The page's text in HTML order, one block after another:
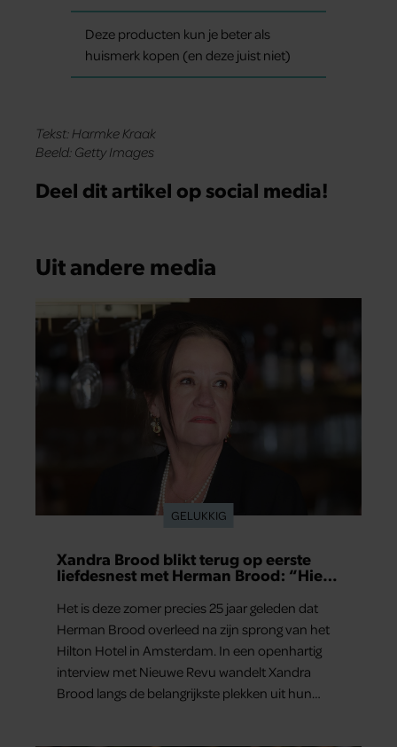
Deze producten kun je beter als
huismerk kopen (en deze juist niet)
Tekst: Harmke Kraak
Beeld: Getty Images
Deel dit artikel op social media!
Uit andere media
GELUKKIG
Xandra Brood blikt terug op eerste
liefdesnest met Herman Brood: “Hier
Het is deze zomer precies 25 jaar geleden dat
Herman Brood overleed na zijn sprong van het
Hilton Hotel in Amsterdam. In een openhartig
interview met Nieuwe Revu wandelt Xandra
Brood langs de belangrijkste plekken uit hun